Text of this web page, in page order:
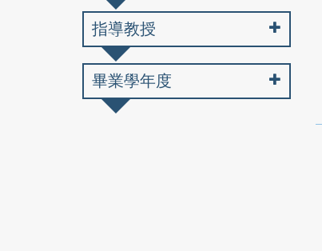
指導教授
畢業學年度